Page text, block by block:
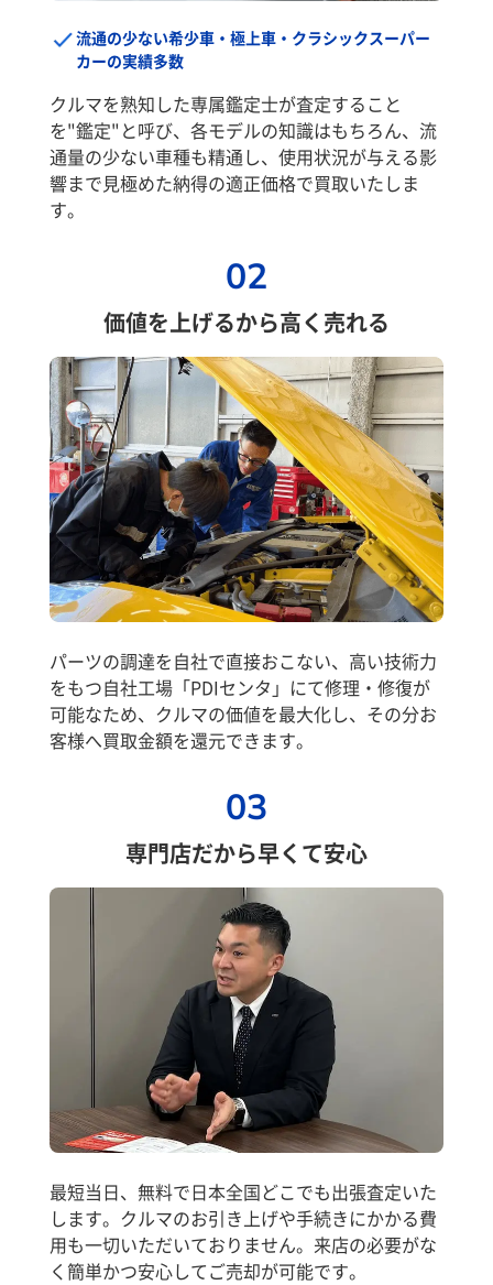
流通の少ない希少車・極上車・クラシックスーパー
カーの実績多数
クルマを熟知した専属鑑定士が査定すること
を"鑑定"と呼び、各モデルの知識はもちろん、流
通量の少ない車種も精通し、使用状況が与える影
響まで見極めた納得の適正価格で買取いたしま
す。
02
価値を上げるから高く売れる
パーツの調達を自社で直接おこない、高い技術力
をもつ自社工場「PDIセンタ」にて修理・修復が
可能なため、クルマの価値を最大化し、その分お
客様へ買取金額を還元できます。
03
専門店だから早くて安心
最短当日、無料で日本全国どこでも出張査定いた
します。クルマのお引き上げや手続きにかかる費
用も一切いただいておりません。来店の必要がな
く簡単かつ安心してご売却が可能です。